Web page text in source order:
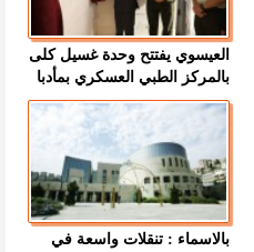
العيسوي يفتتح وحدة غسيل كلى
بالمركز الطبي العسكري بمأدبا
بالاسماء : تنقلات واسعة في